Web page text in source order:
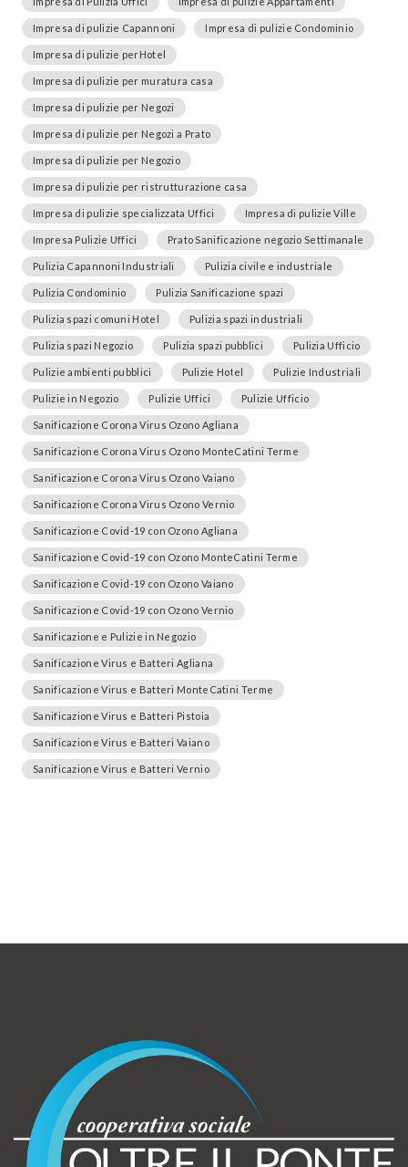
Impresa di pulizie Capannoni Impresa di pulizie Condominio
Impresa di pulizie perHotel
Impresa di pulizie per muratura casa
Impresa di pulizie per Negozi
Impresa di pulizie per Negozi a Prato
Impresa di pulizie per Negozio
Impresa di pulizie per ristrutturazione casa
Impresa di pulizie specializzata Uffici Impresa di pulizie Ville
Impresa Pulizie Uffici Prato Sanificazione negozio Settimanale
Pulizia Capannoni Industriali Pulizia civile e industriale
Pulizia Condominio Pulizia Sanificazione spazi
Pulizia spazi comuni Hotel Pulizia spazi industriali
Pulizia spazi Negozio Pulizia spazi pubblici Pulizia Ufficio
Pulizie ambienti pubblici Pulizie Hotel Pulizie Industriali
Pulizie in Negozio Pulizie Uffici Pulizie Ufficio
Sanificazione Corona Virus Ozono Agliana
Sanificazione Corona Virus Ozono MonteCatini Terme
Sanificazione Corona Virus Ozono Vaiano
Sanificazione Corona Virus Ozono Vernio
Sanificazione Covid-19 con Ozono Agliana
Sanificazione Covid-19 con Ozono MonteCatini Terme
Sanificazione Covid-19 con Ozono Vaiano
Sanificazione Covid-19 con Ozono Vernio
Sanificazione e Pulizie in Negozio
Sanificazione Virus e Batteri Agliana
Sanificazione Virus e Batteri MonteCatini Terme
Sanificazione Virus e Batteri Pistoia
Sanificazione Virus e Batteri Vaiano
Sanificazione Virus e Batteri Vernio